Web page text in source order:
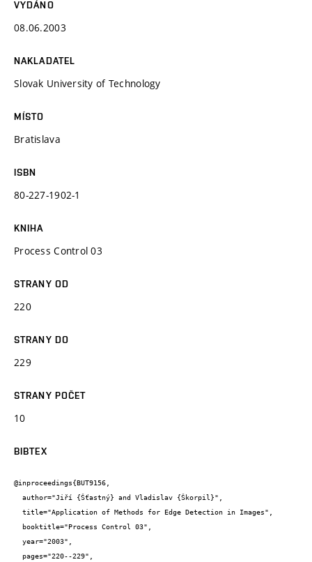
VYDÁNO
08.06.2003
NAKLADATEL
Slovak University of Technology
MÍSTO
Bratislava
ISBN
80-227-1902-1
KNIHA
Process Control 03
STRANY OD
220
STRANY DO
229
STRANY POČET
10
BIBTEX
@inproceedings{BUT9156,